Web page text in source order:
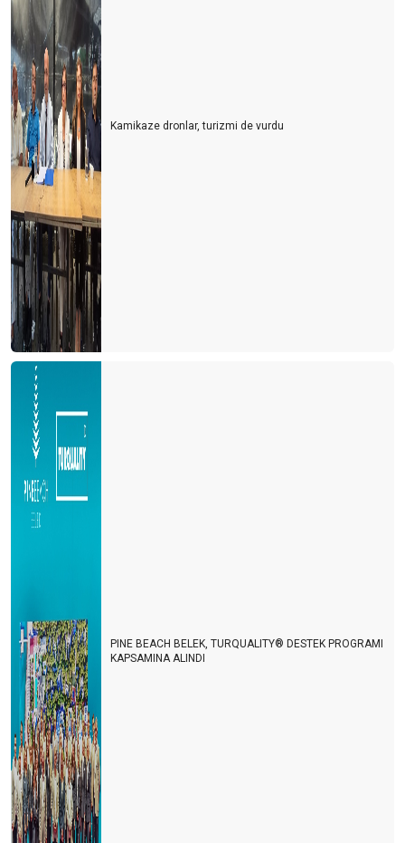
Siz de havlunuzu evinizden getirenlerden misiniz?
Türkler Antalya’ya gelsin mi?
Türkiye’nin Maldivleri Salda gölü
Fazla gıda ve POYD
Baltanızı bilemeyi unutmayın
GÖZLER KALBİN AYNASI MI?
Kaçıncı sınıf yöneticisiniz?
En iyi mesleklerin %60’i henüz keşfedilmedi
“80’e 20” Kuralı
Bana yalan söyle
Eski sabahlığın efendisi olmak
Hamam böceği teorisi
Yaratıcı şehirler ve Antalya
Yalın yönetim ya da Dabbawala
Tarih olmak yada tarih yazmak
Online yorum siteleri
EXPO alani için alternatif öneri
Dikkat Z kuşağı geliyor
anti turizm -2
Anti turizm
EXPO 2016 alanı
Çinli Düşünür Lao Tzu’nun Öyküsü
Kamikaze dronlar, turizmi de vurdu
PINE BEACH BELEK, TURQUALITY® DESTEK PROGRAMI
KAPSAMINA ALINDI